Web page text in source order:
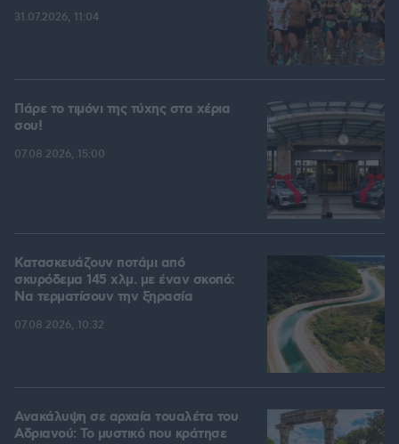
31.07.2026, 11:04
Πάρε το τιμόνι της τύχης στα χέρια
σου!
07.08.2026, 15:00
Κατασκευάζουν ποτάμι από
σκυρόδεμα 145 χλμ. με έναν σκοπό:
Να τερματίσουν την ξηρασία
07.08.2026, 10:32
Ανακάλυψη σε αρχαία τουαλέτα του
Αδριανού: Το μυστικό που κράτησε